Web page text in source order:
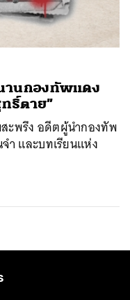
านกองทัพแดง
ธิ์ตาย”
สะพรึง อดีตผู้นำกองทัพ
ำ และบทเรียนแห่ง
EMAIL